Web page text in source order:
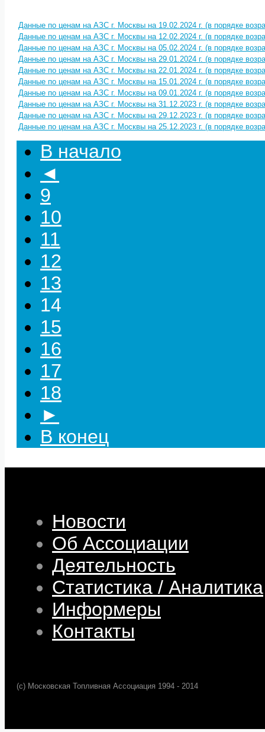
Данные по ценам на АЗС г. Москвы на 19.02.2024 г. (в порядке
Данные по ценам на АЗС г. Москвы на 12.02.2024 г. (в порядке
Данные по ценам на АЗС г. Москвы на 05.02.2024 г. (в порядке
Данные по ценам на АЗС г. Москвы на 29.01.2024 г. (в порядке
Данные по ценам на АЗС г. Москвы на 22.01.2024 г. (в порядке
Данные по ценам на АЗС г. Москвы на 15.01.2024 г. (в порядке
Данные по ценам на АЗС г. Москвы на 09.01.2024 г. (в порядке
Данные по ценам на АЗС г. Москвы на 31.12.2023 г. (в порядке
Данные по ценам на АЗС г. Москвы на 29.12.2023 г. (в порядке
Данные по ценам на АЗС г. Москвы на 25.12.2023 г. (в порядке
В начало
◄
9
10
11
12
13
14
15
16
17
18
►
В конец
Новости
Об Ассоциации
Деятельность
Статистика / Аналитика
Информеры
Контакты
(c) Московская Топливная Ассоциация 1994 - 2014